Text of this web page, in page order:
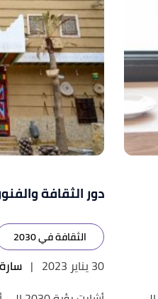
دور الثقافة
الثقافة في 2030
30 يناير 2023 |